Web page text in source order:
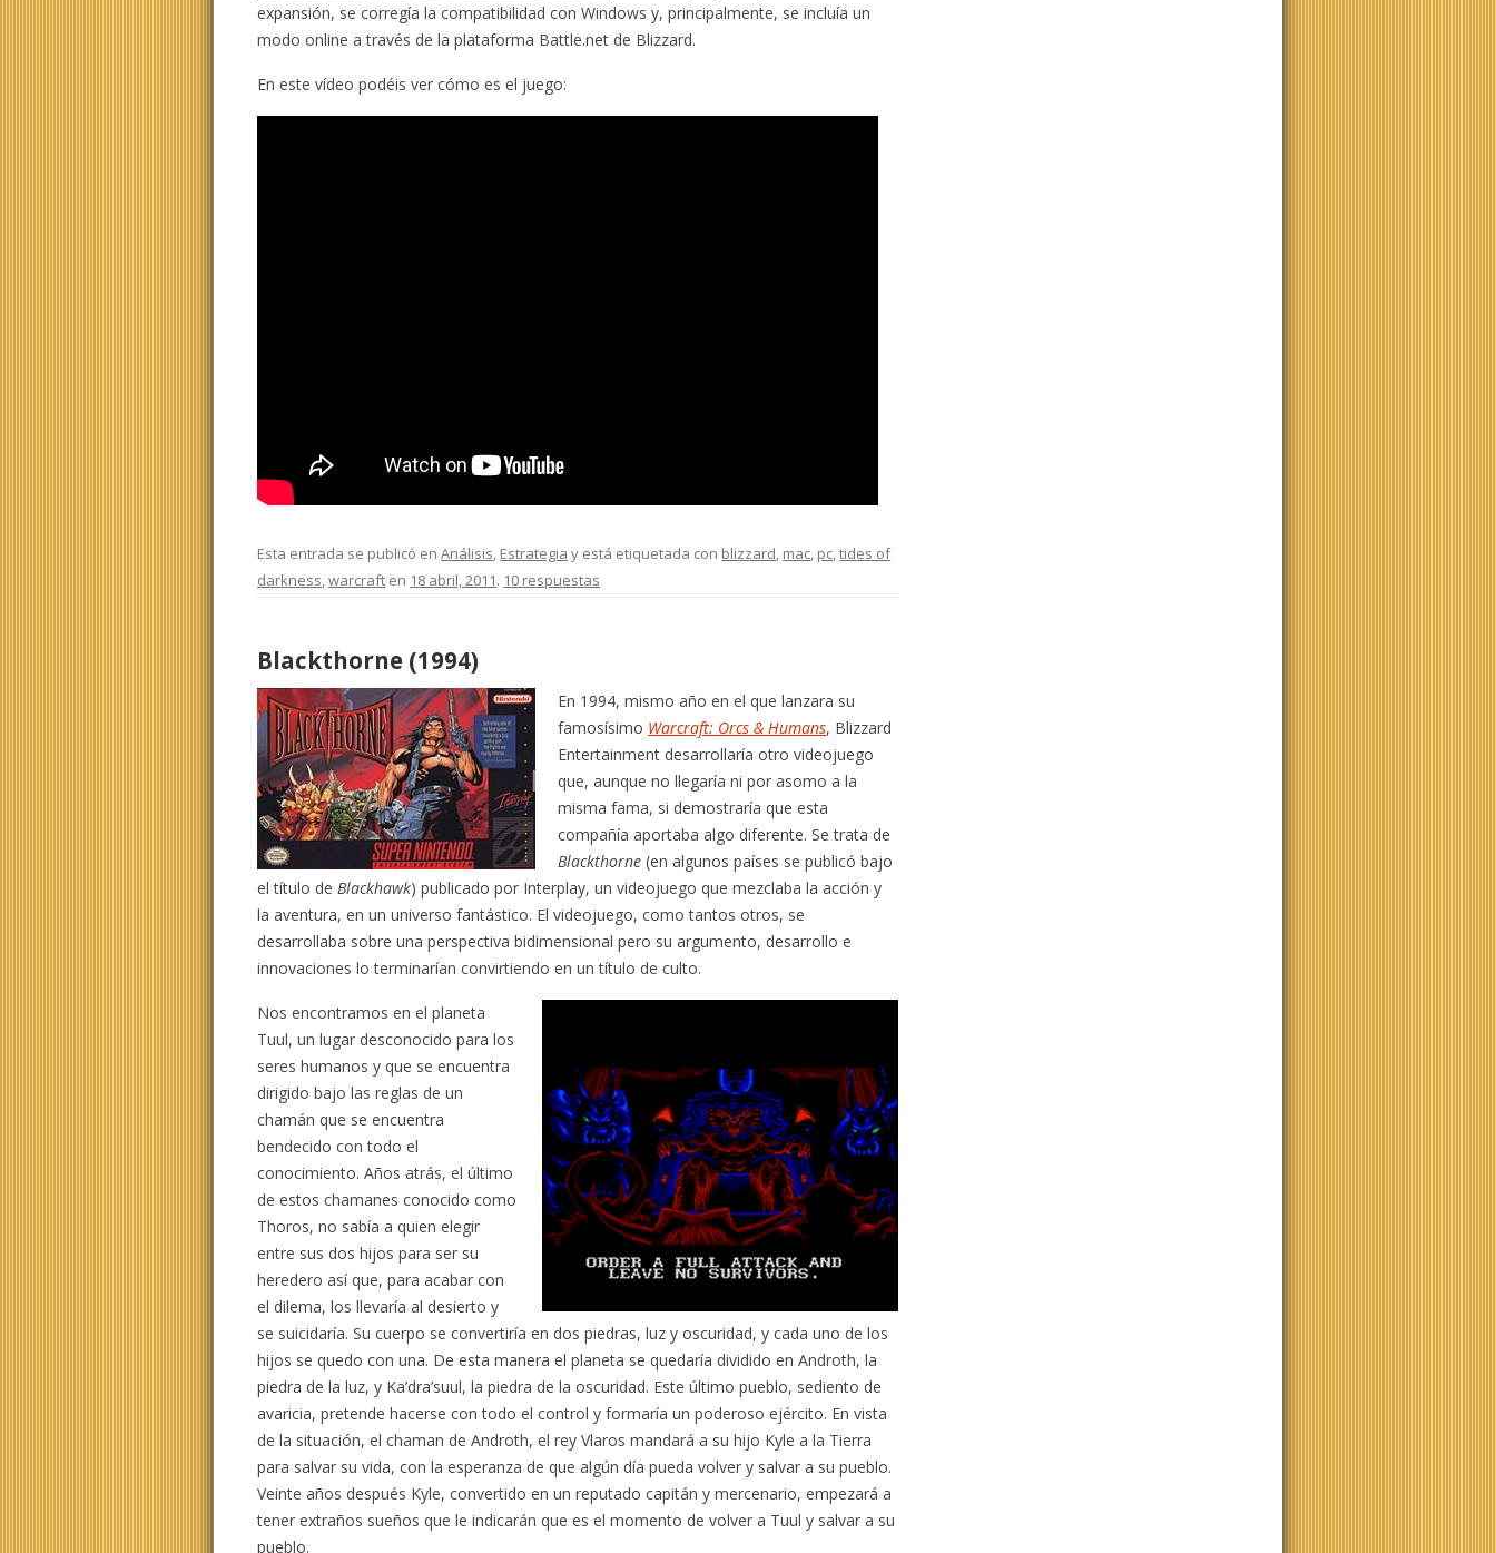
expansión, se corregía la compatibilidad con Windows y, principalmente, se incluía un
modo online a través de la plataforma Battle.net de Blizzard.
En este vídeo podéis ver cómo es el juego:
Esta entrada se publicó enAnálisis, Estrategia y está etiquetada con blizzard, mac, pc,tides of
darkness,warcraft en 18 abril, 2011. 10 respuestas
Blackthorne (1994)
En 1994, mismo año en el que lanzara su
famosísimo Warcraft: Orcs & Humans, Blizzard
Entertainment desarrollaría otro videojuego
que, aunque no llegaría ni por asomo a la
misma fama, si demostraría que esta
compañía aportaba algo diferente. Se trata de
Blackthorne (en algunos países se publicó bajo
el título de Blackhawk) publicado por Interplay, un videojuego que mezclaba la acción y
la aventura, en un universo fantástico. El videojuego, como tantos otros, se
desarrollaba sobre una perspectiva bidimensional pero su argumento, desarrollo e
innovaciones lo terminarían convirtiendo en un título de culto.
Nos encontramos en el planeta
Tuul, un lugar desconocido para los
seres humanos y que se encuentra
dirigido bajo las reglas de un
chamán que se encuentra
bendecido con todo el
conocimiento. Años atrás, el último
de estos chamanes conocido como
Thoros, no sabía a quien elegir
entre sus dos hijos para ser su
heredero así que, para acabar con
el dilema, los llevaría al desierto y
se suicidaría. Su cuerpo se convertiría en dos piedras, luz y oscuridad, y cada uno de los
hijos se quedo con una. De esta manera el planeta se quedaría dividido en Androth, la
piedra de la luz, y Ka’dra’suul, la piedra de la oscuridad. Este último pueblo, sediento de
avaricia, pretende hacerse con todo el control y formaría un poderoso ejército. En vista
de la situación, el chaman de Androth, el rey Vlaros mandará a su hijo Kyle a la Tierra
para salvar su vida, con la esperanza de que algún día pueda volver y salvar a su pueblo.
Veinte años después Kyle, convertido en un reputado capitán y mercenario, empezará a
tener extraños sueños que le indicarán que es el momento de volver a Tuul y salvar a su
pueblo.